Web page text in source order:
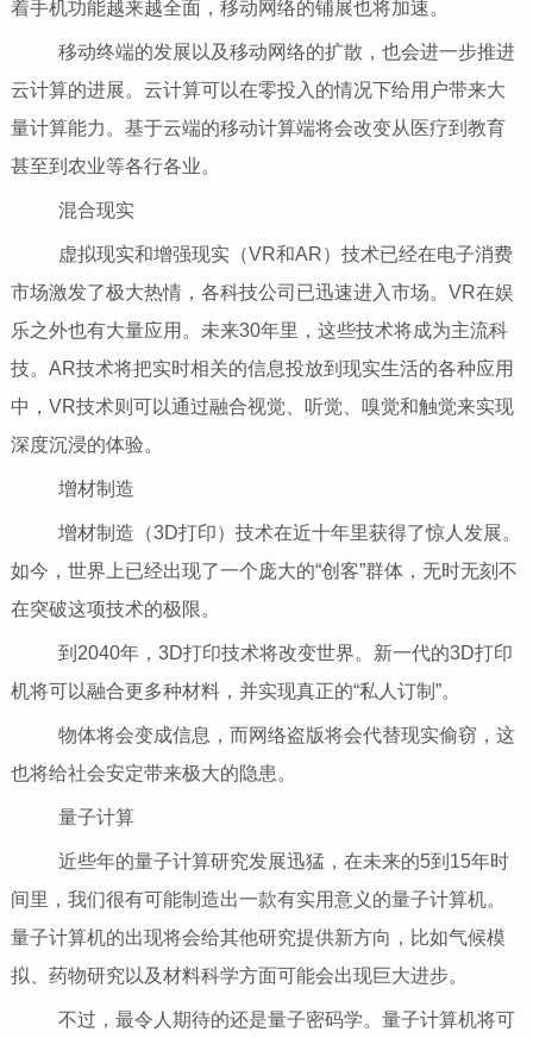
着手机功能越来越全面，移动网络的铺展也将加速。
移动终端的发展以及移动网络的扩散，也会进一步推进
云计算的进展。云计算可以在零投入的情况下给用户带来大
量计算能力。基于云端的移动计算端将会改变从医疗到教育
甚至到农业等各行各业。
混合现实
虚拟现实和增强现实（VR和AR）技术已经在电子消费
市场激发了极大热情，各科技公司已迅速进入市场。VR在娱
乐之外也有大量应用。未来30年里，这些技术将成为主流科
技。AR技术将把实时相关的信息投放到现实生活的各种应用
中，VR技术则可以通过融合视觉、听觉、嗅觉和触觉来实现
深度沉浸的体验。
增材制造
增材制造（3D打印）技术在近十年里获得了惊人发展。
如今，世界上已经出现了一个庞大的“创客”群体，无时无刻不
在突破这项技术的极限。
到2040年，3D打印技术将改变世界。新一代的3D打印
机将可以融合更多种材料，并实现真正的“私人订制”。
物体将会变成信息，而网络盗版将会代替现实偷窃，这
也将给社会安定带来极大的隐患。
量子计算
近些年的量子计算研究发展迅猛，在未来的5到15年时
间里，我们很有可能制造出一款有实用意义的量子计算机。
量子计算机的出现将会给其他研究提供新方向，比如气候模
拟、药物研究以及材料科学方面可能会出现巨大进步。
不过，最令人期待的还是量子密码学。量子计算机将可